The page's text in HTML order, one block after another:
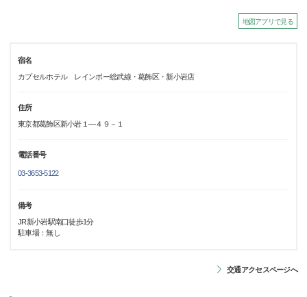
地図アプリで見る
宿名
カプセルホテル レインボー総武線・葛飾区・新小岩店
住所
東京都葛飾区新小岩１―４９－１
電話番号
03-3653-5122
備考
JR新小岩駅南口徒歩1分
駐車場：無し
交通アクセスページへ